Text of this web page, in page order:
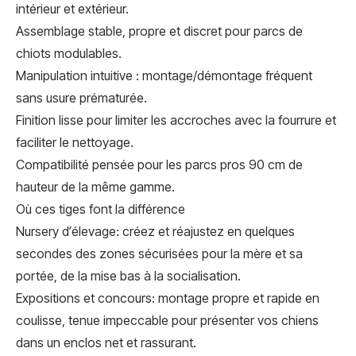
intérieur et extérieur.
Assemblage stable, propre et discret pour parcs de
chiots modulables.
Manipulation intuitive : montage/démontage fréquent
sans usure prématurée.
Finition lisse pour limiter les accroches avec la fourrure et
faciliter le nettoyage.
Compatibilité pensée pour les parcs pros 90 cm de
hauteur de la même gamme.
Où ces tiges font la différence
Nursery d’élevage: créez et réajustez en quelques
secondes des zones sécurisées pour la mère et sa
portée, de la mise bas à la socialisation.
Expositions et concours: montage propre et rapide en
coulisse, tenue impeccable pour présenter vos chiens
dans un enclos net et rassurant.